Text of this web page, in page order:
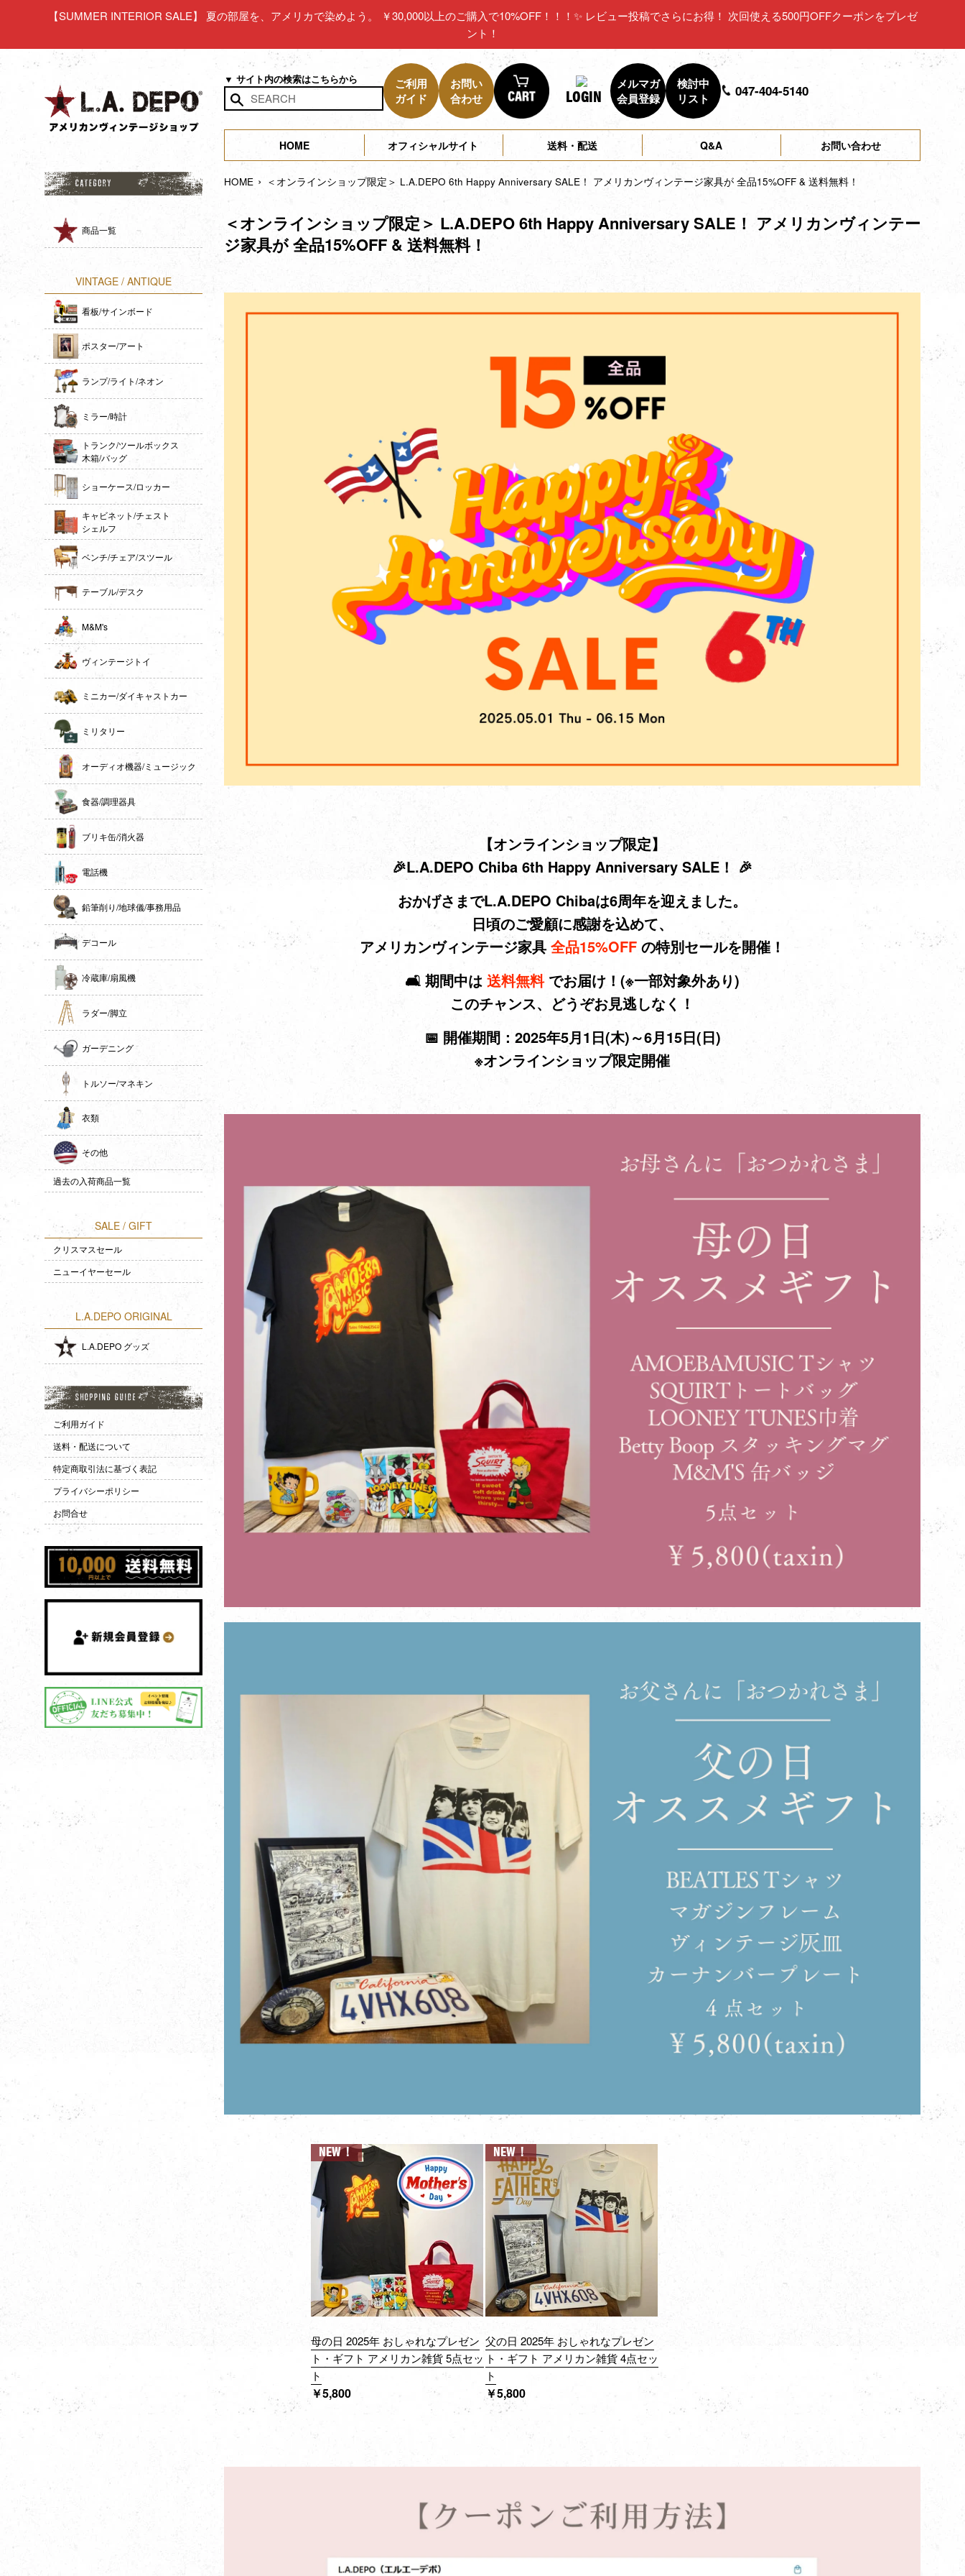
【SUMMER INTERIOR SALE】 夏の部屋を、アメリカで染めよう。 ￥30,000以上のご購入で10%OFF！！！✨ レビュー投稿でさらにお得！ 次回使える500円OFFクーポンをプレゼ
ント！
▼ サイト内の検索はこちらから
検
索
る
ご利用
ガイド
お問い
合わせ
LOGIN
メルマガ
会員登録
検討中
リスト
047-404-5140
HOME オフィシャルサイト 送料・配送 Q&A お問い合わせ
商品一覧
VINTAGE / ANTIQUE
看板/サインボード
ポスター/アート
ランプ/ライト/ネオン
ミラー/時計
トランク/ツールボックス
木箱/バッグ
ショーケース/ロッカー
キャビネット/チェスト
シェルフ
ベンチ/チェア/スツール
テーブル/デスク
M&M's
ヴィンテージトイ
ミニカー/ダイキャストカー
ミリタリー
オーディオ機器/ミュージック
食器/調理器具
ブリキ缶/消火器
電話機
鉛筆削り/地球儀/事務用品
デコール
冷蔵庫/扇風機
ラダー/脚立
ガーデニング
トルソー/マネキン
衣類
その他
過去の入荷商品一覧
SALE / GIFT
クリスマスセール
ニューイヤーセール
L.A.DEPO ORIGINAL
L.A.DEPO グッズ
ご利用ガイド
送料・配送について
特定商取引法に基づく表記
プライバシーポリシー
お問合せ
HOME › ＜オンラインショップ限定＞ L.A.DEPO 6th Happy Anniversary SALE！ アメリカンヴィンテージ家具が 全品15%OFF & 送料無料！
＜オンラインショップ限定＞ L.A.DEPO 6th Happy Anniversary SALE！ アメリカンヴィンテー
ジ家具が 全品15%OFF & 送料無料！
【オンラインショップ限定】
🎉L.A.DEPO Chiba 6th Happy Anniversary SALE！ 🎉
おかげさまでL.A.DEPO Chibaは6周年を迎えました。
日頃のご愛顧に感謝を込めて、
アメリカンヴィンテージ家具 全品15%OFF の特別セールを開催！
🛋️ 期間中は 送料無料でお届け！(※一部対象外あり)
このチャンス、どうぞお見逃しなく！
📅 開催期間： 2025年5月1日(木)～6月15日(日)
※オンラインショップ限定開催
NEW！
母の日 2025年 おしゃれなプレゼン
ト・ギフト アメリカン雑貨 5点セッ
ト
通
￥5,800
NEW！
父の日 2025年 おしゃれなプレゼン
ト・ギフト アメリカン雑貨 4点セッ
ト
通
常
￥5,800